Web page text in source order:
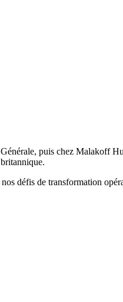
puis chez Malakoff
défis de transformation